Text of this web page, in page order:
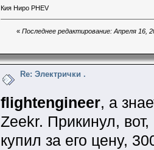
Кия Ниро PHEV
« Последнее редактирование: Апреля 16,
Re: Электрички .
flightengineer, а
Zeekr. Прикинул,
купил за его цену,